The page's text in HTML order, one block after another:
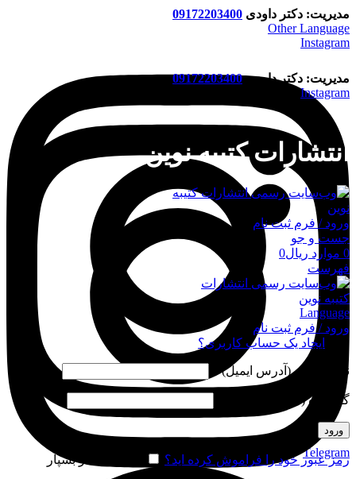
مدیریت: دکتر داودی 09172203400
Other Language
Instagram
Telegram
مدیریت: دکتر داودی09172203400
Instagram
انتشارات کتیبه نوین
ورود / فرم ثبت نام
جست و جو
0 موارد ریال0
فهرست
Language
ورود / فرم ثبت نام
ورود
ایجاد یک حساب کاربری؟
نام کاربری (آدرس ایمیل)
گذرواژه (شماره موبایل)
ورود
رمز عبور خود را فراموش کرده اید؟ مرا به خاطر بسپار